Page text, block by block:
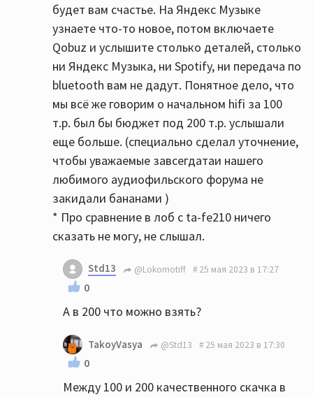
будет вам счастье. На Яндекс Музыке
узнаете что-то новое, потом включаете
Qobuz и услышите столько деталей, столько
ни Яндекс Музыка, ни Spotify, ни передача по
bluetooth вам не дадут. Понятное дело, что
мы всё же говорим о начальном hifi за 100
т.р. был бы бюджет под 200 т.р. услышали
еще больше. (специально сделал уточнение,
чтобы уважаемые завсегдатаи нашего
любимого аудиофильского форума не
закидали бананами )
* Про сравнение в лоб с ta-fe210 ничего
сказать не могу, не слышал.
Std13 @Lokomotiff 25 мая 2023 в 17:27
0
А в 200 что можно взять?
TakoyVasya @Std13 25 мая 2023 в 17:30
0
Между 100 и 200 качественного скачка в